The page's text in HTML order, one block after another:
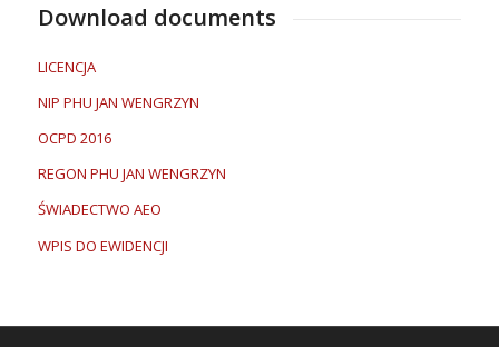
Download documents
LICENCJA
NIP PHU JAN WENGRZYN
OCPD 2016
REGON PHU JAN WENGRZYN
ŚWIADECTWO AEO
WPIS DO EWIDENCJI